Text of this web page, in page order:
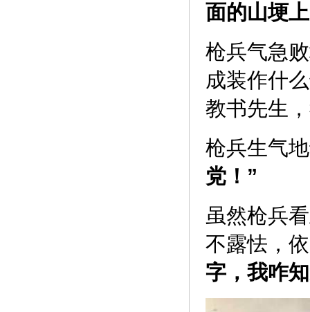
面的山埂
枪兵气急
成装作什
教书先生
枪兵生气
党！”
虽然枪兵
不露怯，
字，我咋